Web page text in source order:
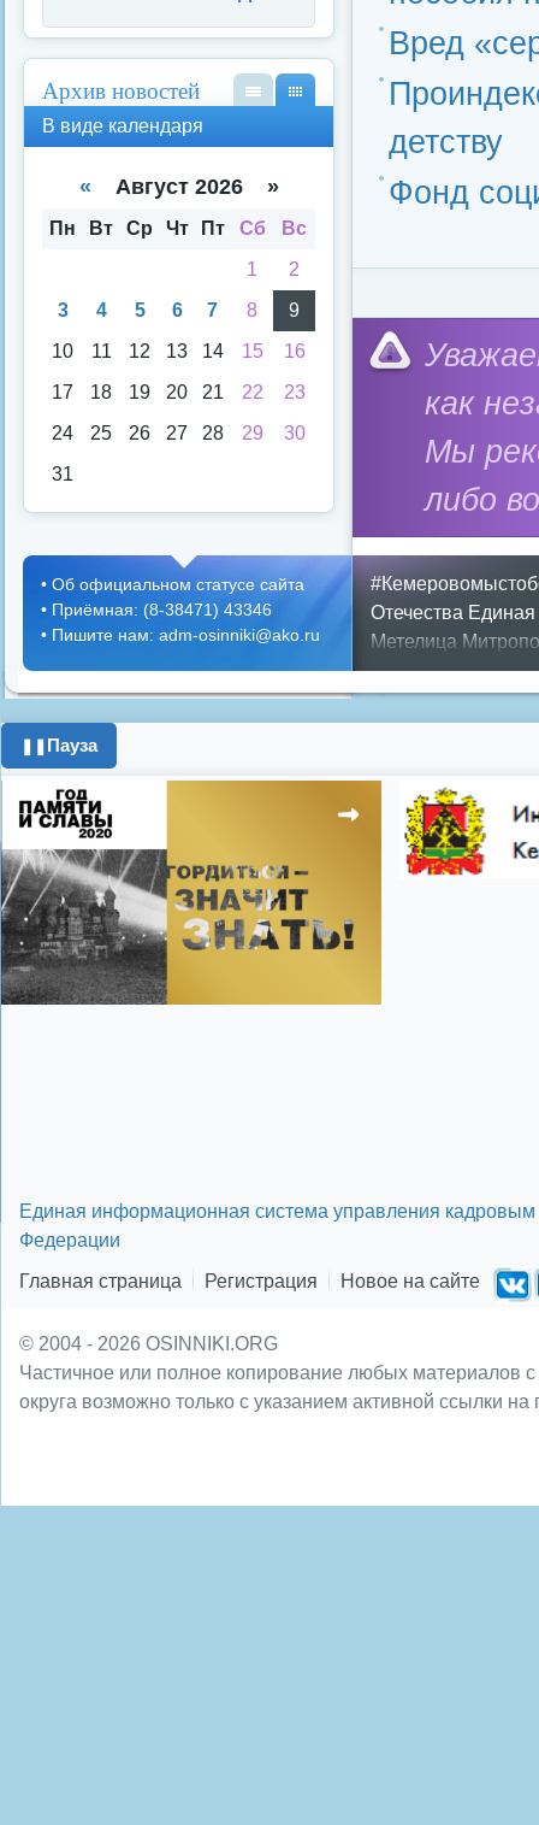
Вред
детству
Фонд
Категория:
как
Мы
либо
Архив новостей
кал
аря
спи
В виде календаря
« Август 2026 »
Пн Вт Ср Чт Пт Сб
Вс
1
2
3
4 5 6 7 8
9
10
11 12 13 14 15
16
17
18 19 20 21 22
23
24
25 26 27 28 29
30
31
Отечества
Метелица
Днем ЖКХ
Противопожарная
день города
цифровое
Показать все теги
• Об официальном статусе сайта
• Приёмная: (8-38471) 43346
• Пишите нам: adm-osinniki@ako.ru
Пауза
Единая информационная система управления кадровым
Федерации
Главная страница
Регистрация Новое на сайте
© 2004 - 2026 OSINNIKI.ORG
Частичное или полное копирование любых материалов
округа возможно только с указанием активной ссылки на